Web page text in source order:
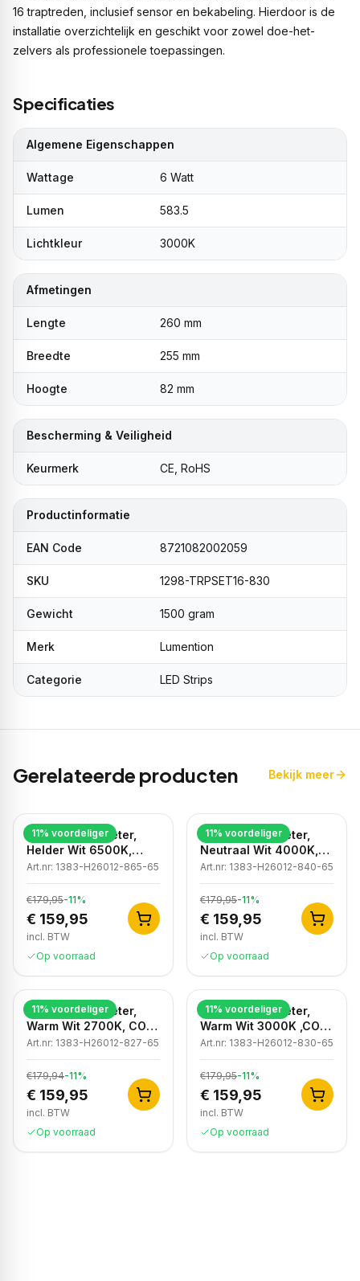
16 traptreden, inclusief sensor en bekabeling. Hierdoor is de
installatie overzichtelijk en geschikt voor zowel doe-het-
zelvers als professionele toepassingen.
Specificaties
Algemene Eigenschappen
Wattage 6 Watt
Lumen 583.5
Lichtkleur 3000K
Afmetingen
Lengte 260 mm
Breedte 255 mm
Hoogte 82 mm
Bescherming & Veiligheid
Keurmerk CE, RoHS
Productinformatie
EAN Code 8721082002059
SKU 1298-TRPSET16-830
Gewicht 1500 gram
Merk Lumention
Categorie LED Strips
Gerelateerde producten Bekijk meer
11% voordeliger
LED strip, 50 meter,
Helder Wit 6500K,
COB, High Voltage,
220V, IP65
Art.nr: 1383-H26012-865-65
€179,95-11%
€ 159,95
incl. BTW
Op voorraad
11% voordeliger
LED strip, 50 meter,
Neutraal Wit 4000K,
COB, High Voltage,
220V, IP65
Art.nr: 1383-H26012-840-65
€179,95-11%
€ 159,95
incl. BTW
Op voorraad
11% voordeliger
LED strip, 50 meter,
Warm Wit 2700K, COB,
High Voltage, 50 meter,
220V, IP65
Art.nr: 1383-H26012-827-65
€179,94-11%
€ 159,95
incl. BTW
Op voorraad
11% voordeliger
LED strip, 50 meter,
Warm Wit 3000K ,COB,
High Voltage, 220V,
IP65
Art.nr: 1383-H26012-830-65
€179,95-11%
€ 159,95
incl. BTW
Op voorraad